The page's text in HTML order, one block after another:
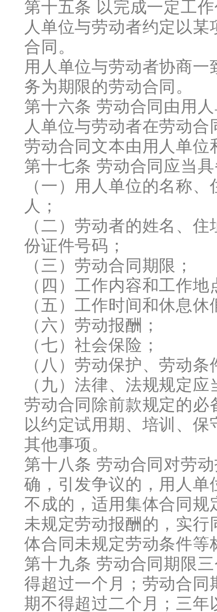
第十五条 以完成一定工
人单位与劳动者约定以
合同。
用人单位与劳动者协商
务为期限的劳动合同。
第十六条 劳动合同由用
人单位与劳动者在劳动
劳动合同文本由用人单位
第十七条 劳动合同应当
（一）用人单位的名称
人；
（二）劳动者的姓名、
份证件号码；
（三）劳动合同期限；
（四）工作内容和工作地
（五）工作时间和休息休
（六）劳动报酬；
（七）社会保险；
（八）劳动保护、劳动
（九）法律、法规规定
劳动合同除前款规定的
以约定试用期、培训、
其他事项。
第十八条 劳动合同对劳
确，引发争议的，用人
不成的，适用集体合同
未规定劳动报酬的，实
体合同未规定劳动条件
第十九条 劳动合同期限
得超过一个月；劳动合
期不得超过二个月；三